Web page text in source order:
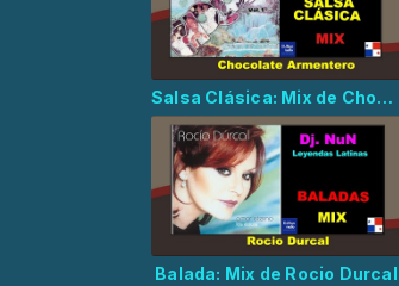
Salsa Clásica: Mix de Chocolate Armenteros
Balada: Mix de Rocio Durcal